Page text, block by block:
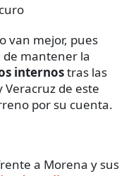
van mejor, pues
mantener la
internostras las
Veracruz de este
por su cuenta.
a Morena y sus